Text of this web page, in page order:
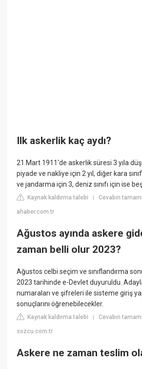
Ilk askerlik kaç aydı?
21 Mart 1911'de askerlik süresi 3 yıla
piyade ve nakliye için 2 yıl, diğer kara
ve jandarma için 3, deniz sınıfı için ise
Kaynak kaldırma talebi |Cevabın
ahaber.com.tr
Ağustos ayında askere
zaman belli olur 2023?
Ağustos celbi seçim ve sınıflandırma
2023 tarihinde e-Devlet duyuruldu.
numaraları ve şifreleri ile sisteme giriş
sonuçlarını öğrenebilecekler.
Kaynak kaldırma talebi |Cevabın
sozcu.com.tr
Askere ne zaman teslim